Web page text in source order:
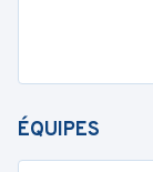
ÉQUIPES